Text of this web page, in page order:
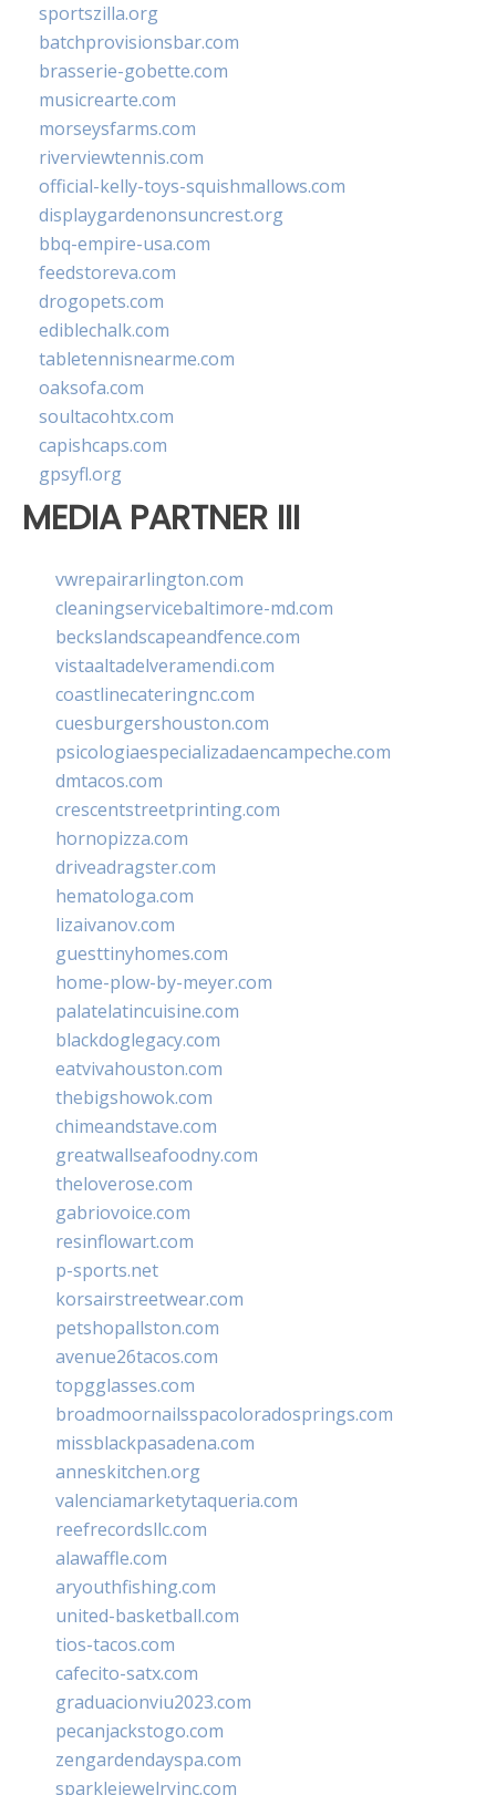
sportszilla.org
batchprovisionsbar.com
brasserie-gobette.com
musicrearte.com
morseysfarms.com
riverviewtennis.com
official-kelly-toys-squishmallows.com
displaygardenonsuncrest.org
bbq-empire-usa.com
feedstoreva.com
drogopets.com
ediblechalk.com
tabletennisnearme.com
oaksofa.com
soultacohtx.com
capishcaps.com
gpsyfl.org
MEDIA PARTNER III
vwrepairarlington.com
cleaningservicebaltimore-md.com
beckslandscapeandfence.com
vistaaltadelveramendi.com
coastlinecateringnc.com
cuesburgershouston.com
psicologiaespecializadaencampeche.com
dmtacos.com
crescentstreetprinting.com
hornopizza.com
driveadragster.com
hematologa.com
lizaivanov.com
guesttinyhomes.com
home-plow-by-meyer.com
palatelatincuisine.com
blackdoglegacy.com
eatvivahouston.com
thebigshowok.com
chimeandstave.com
greatwallseafoodny.com
theloverose.com
gabriovoice.com
resinflowart.com
p-sports.net
korsairstreetwear.com
petshopallston.com
avenue26tacos.com
topgglasses.com
broadmoornailsspacoloradosprings.com
missblackpasadena.com
anneskitchen.org
valenciamarketytaqueria.com
reefrecordsllc.com
alawaffle.com
aryouthfishing.com
united-basketball.com
tios-tacos.com
cafecito-satx.com
graduacionviu2023.com
pecanjackstogo.com
zengardendayspa.com
sparklejewelryinc.com